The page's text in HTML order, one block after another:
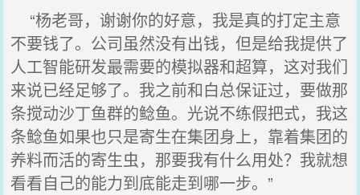
“杨老哥，谢谢你的好意，我是真的打定主意
不要钱了。公司虽然没有出钱，但是给我提供了
人工智能研发最需要的模拟器和超算，这对我们
来说已经足够了。我之前和白总保证过，要做那
条搅动沙丁鱼群的鲶鱼。光说不练假把式，我这
条鲶鱼如果也只是寄生在集团身上，靠着集团的
养料而活的寄生虫，那要我有什么用处？我就想
看看自己的能力到底能走到哪一步。”